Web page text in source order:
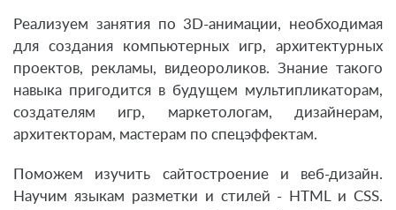
Реализуем занятия по 3D-анимации, необходимая
для создания компьютерных игр, архитектурных
проектов, рекламы, видеороликов. Знание такого
навыка пригодится в будущем мультипликаторам,
создателям игр, маркетологам, дизайнерам,
архитекторам, мастерам по спецэффектам.
Поможем изучить сайтостроение и веб-дизайн.
Научим языкам разметки и стилей - HTML и CSS.